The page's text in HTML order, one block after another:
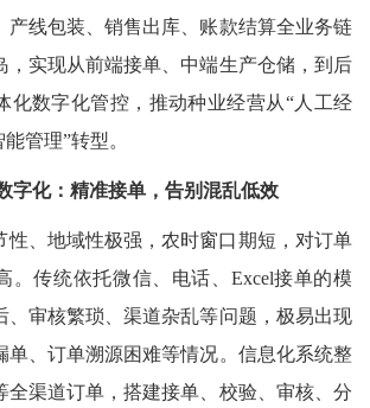
产线包装、销售出库、账款结算全业务链
，实现从前端接单、中端生产仓储，到后
化数字化管控，推动种业经营从“人工经
管理”转型。
字化：精准接单，告别混乱低效
性、地域性极强，农时窗口期短，对订单
。传统依托微信、电话、Excel接单的模
、审核繁琐、渠道杂乱等问题，极易出现
单、订单溯源困难等情况。信息化系统整
全渠道订单，搭建接单、校验、审核、分